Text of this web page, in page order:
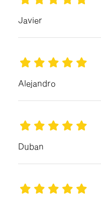
Javier
Alejandro
Duban